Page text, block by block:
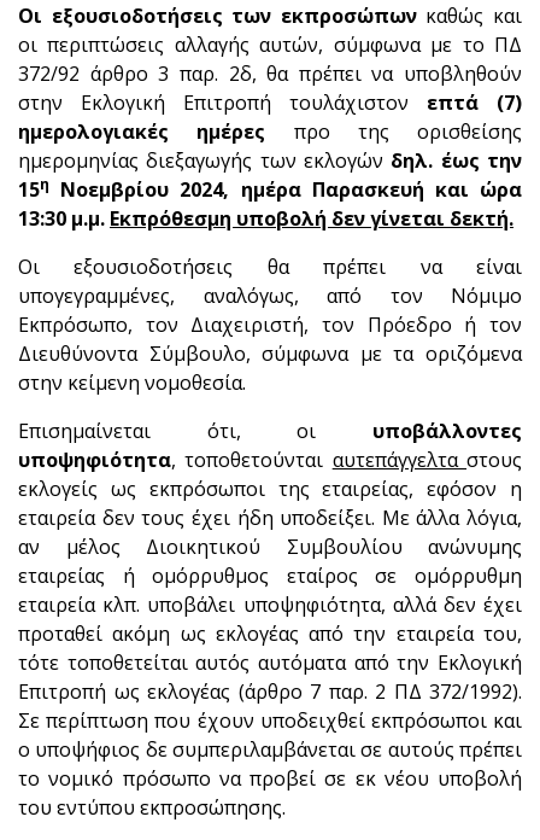
Οι εξουσιοδοτήσεις των εκπροσώπων καθώς και
οι περιπτώσεις αλλαγής αυτών, σύμφωνα με το ΠΔ
372/92 άρθρο 3 παρ. 2δ, θα πρέπει να υποβληθούν
στην Εκλογική Επιτροπή τουλάχιστον επτά (7)
ημερολογιακές
ημέρες προ της ορισθείσης
ημερομηνίας διεξαγωγής των εκλογών δηλ. έως την
15η
Νοεμβρίου 2024, ημέρα Παρασκευή και ώρα
13:30 μ.μ. Εκπρόθεσμη υποβολή δεν γίνεται δεκτή.
Οι εξουσιοδοτήσεις θα πρέπει να είναι
υπογεγραμμένες, αναλόγως, από τον Νόμιμο
Εκπρόσωπο, τον Διαχειριστή, τον Πρόεδρο ή τον
Διευθύνοντα Σύμβουλο, σύμφωνα με τα οριζόμενα
στην κείμενη νομοθεσία.
Επισημαίνεται ότι, οι υποβάλλοντες
υποψηφιότητα, τοποθετούνται αυτεπάγγελταστους
εκλογείς ως εκπρόσωποι της εταιρείας, εφόσον η
εταιρεία δεν τους έχει ήδη υποδείξει. Με άλλα λόγια,
αν μέλος Διοικητικού Συμβουλίου ανώνυμης
εταιρείας ή ομόρρυθμος εταίρος σε ομόρρυθμη
εταιρεία κλπ. υποβάλει υποψηφιότητα, αλλά δεν έχει
προταθεί ακόμη ως εκλογέας από την εταιρεία του,
τότε τοποθετείται αυτός αυτόματα από την Εκλογική
Επιτροπή ως εκλογέας (άρθρο 7 παρ. 2 ΠΔ 372/1992).
Σε περίπτωση που έχουν υποδειχθεί εκπρόσωποι και
ο υποψήφιος δε συμπεριλαμβάνεται σε αυτούς πρέπει
το νομικό πρόσωπο να προβεί σε εκ νέου υποβολή
του εντύπου εκπροσώπησης.